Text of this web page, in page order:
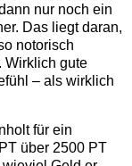
nur noch ein
Das liegt daran,
notorisch
Wirklich gute
– als wirklich
für ein
über 2500 PT